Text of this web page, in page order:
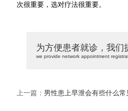
次很重要，选对疗法很重要。
为方便患者就诊，我们
we provide network appointment
上一篇： 男性患上早泄会有些什么常